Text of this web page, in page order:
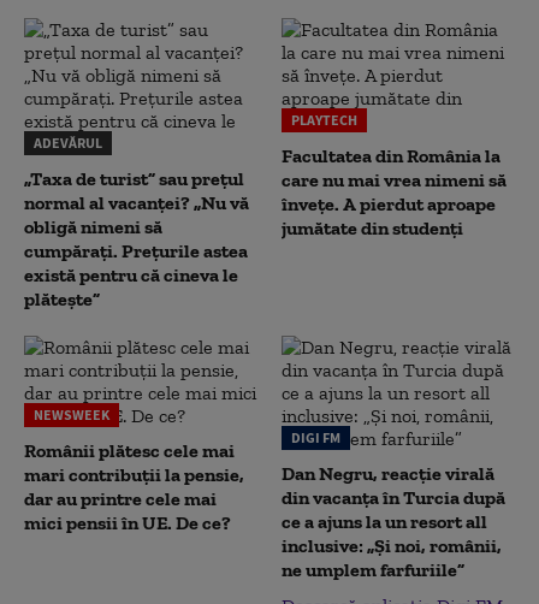
ADEVĂRUL
„Taxa de turist” sau prețul
normal al vacanței? „Nu vă
obligă nimeni să
cumpărați. Prețurile astea
există pentru că cineva le
plătește”
PLAYTECH
Facultatea din România la
care nu mai vrea nimeni să
înveţe. A pierdut aproape
jumătate din studenţi
NEWSWEEK
Românii plătesc cele mai
mari contribuții la pensie,
dar au printre cele mai
mici pensii în UE. De ce?
DIGI FM
Dan Negru, reacție virală
din vacanța în Turcia după
ce a ajuns la un resort all
inclusive: „Și noi, românii,
ne umplem farfuriile”